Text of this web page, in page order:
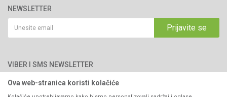
76300 Bijeljina
066/44-99-00
Katalozi
Saradnja
Kontakt
Politika privatnosti
Kako kupiti
Isporuka
Pravo na odustajanje
Reklamacije
NEWSLETTER
Prijavite se
VIBER I SMS NEWSLETTER
Ova web-stranica koristi kolačiće